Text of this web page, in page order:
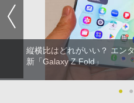
縦横比はどれがいい？ エン
新「Galaxy Z Fold」
● ●